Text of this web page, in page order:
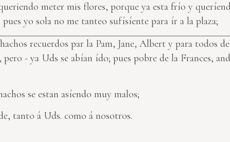
meter mis flores, porque ya esta frío y
yo sola no me tanteo sufísíente para ír a la plaza;
recuerdos par la Pam, Jane, Albert y para todos
- ya Uds se abían ído; pues pobre de la Frances,
se estan asíendo muy malos;
tanto á Uds. como á nosotros.